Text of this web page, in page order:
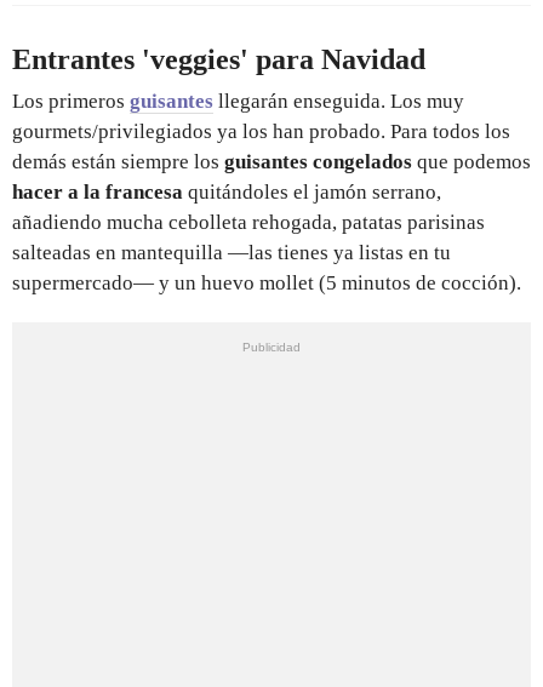
Entrantes 'veggies' para Navidad
Los primeros guisantes llegarán enseguida. Los muy
gourmets/privilegiados ya los han probado. Para todos los
demás están siempre los guisantes congelados que podemos
hacer a la francesa quitándoles el jamón serrano,
añadiendo mucha cebolleta rehogada, patatas parisinas
salteadas en mantequilla —las tienes ya listas en tu
supermercado— y un huevo mollet (5 minutos de cocción).